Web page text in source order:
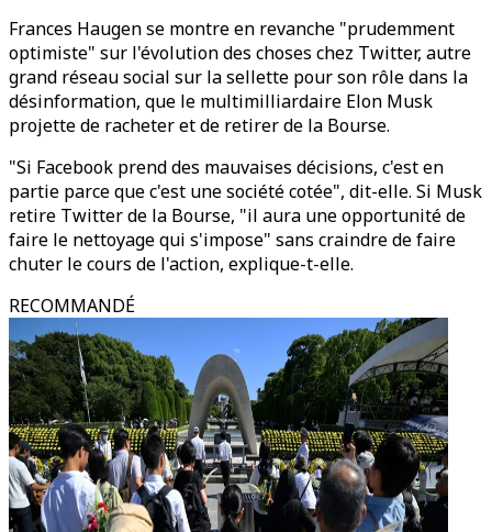
Frances Haugen se montre en revanche "prudemment
optimiste" sur l'évolution des choses chez Twitter, autre
grand réseau social sur la sellette pour son rôle dans la
désinformation, que le multimilliardaire Elon Musk
projette de racheter et de retirer de la Bourse.
"Si Facebook prend des mauvaises décisions, c'est en
partie parce que c'est une société cotée", dit-elle. Si Musk
retire Twitter de la Bourse, "il aura une opportunité de
faire le nettoyage qui s'impose" sans craindre de faire
chuter le cours de l'action, explique-t-elle.
RECOMMANDÉ